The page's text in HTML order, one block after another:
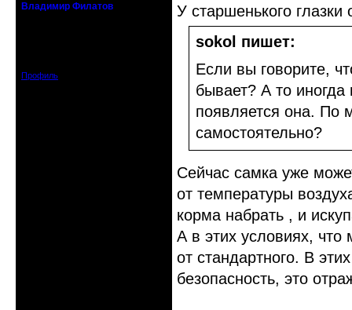
Владимир Филатов
Профиль
У старшенького
sokol пишет:
Если вы говорите,
бывает? А то иногда
появляется она. По
самостоятельно?
Сейчас самка уже
от температуры
корма набрать , и
А в этих условиях,
от стандартного. В
безопасность, это